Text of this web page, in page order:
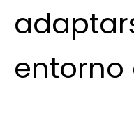
entorno